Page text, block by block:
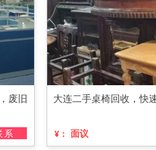
废旧
系
大连二手桌椅回收，快
¥： 面议